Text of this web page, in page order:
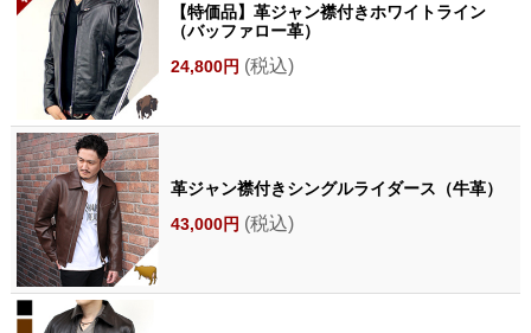
【特価品】革ジャン襟付きホワイトライン
（バッファロー革）
24,800円 (税込)
革ジャン襟付きシングルライダース（牛革）
43,000円 (税込)